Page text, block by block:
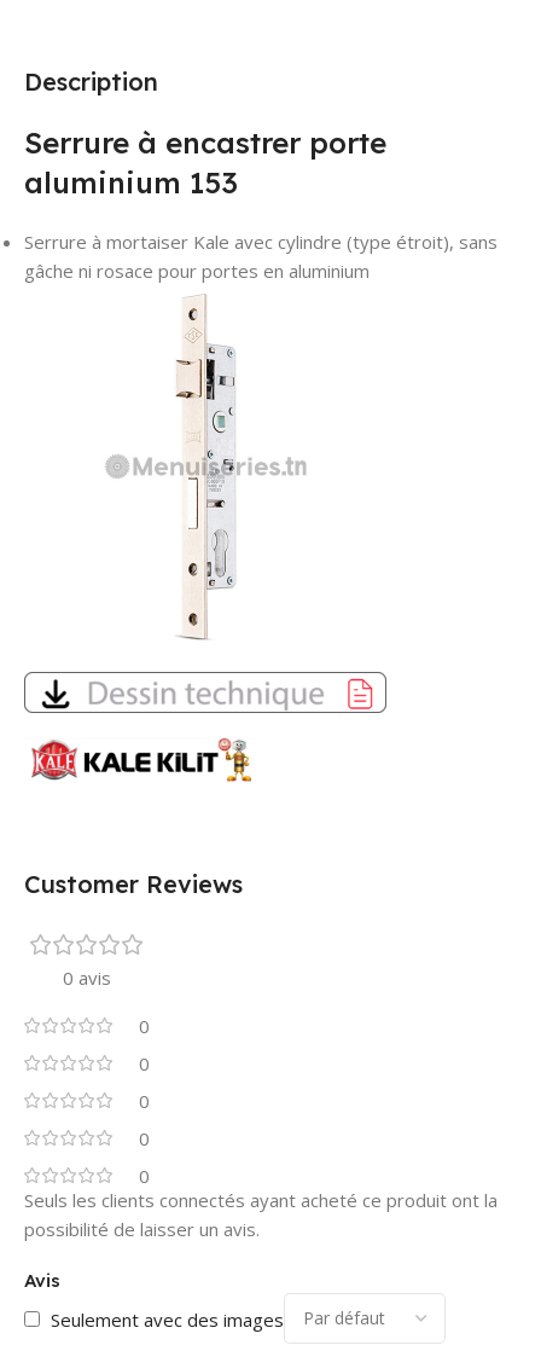
Description
Serrure à encastrer porte
aluminium 153
Serrure à mortaiser Kale avec cylindre (type étroit), sans
gâche ni rosace pour portes en aluminium
Customer Reviews
0 avis
0
0
0
0
0
Avis
Seulement avec des images
Seuls les clients connectés ayant acheté ce produit ont la
possibilité de laisser un avis.